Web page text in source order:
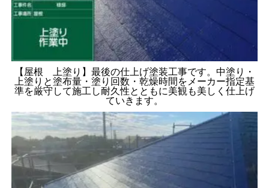
【屋根 上塗り】最後の仕上げ塗装工事です。中塗り・
上塗りと塗布量・塗り回数・乾燥時間をメーカー指定基
準を厳守して施工し耐久性とともに美観も美しく仕上げ
ていきます。